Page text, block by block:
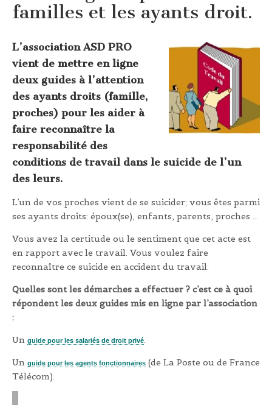
familles et les ayants droit.
L’association ASD PRO
vient de mettre en ligne
deux guides à l’attention
des ayants droits (famille,
proches) pour les aider à
faire reconnaître la
responsabilité des
conditions de travail dans le suicide de l’un
des leurs.
L’un de vos proches vient de se suicider; vous êtes parmi
ses ayants droits: époux(se), enfants, parents, proches …
Vous avez la certitude ou le sentiment que cet acte est
en rapport avec le travail. Vous voulez faire
reconnaître ce suicide en accident du travail.
Quelles sont les démarches a effectuer ? c’est ce à quoi
répondent les deux guides mis en ligne par l’association
:
Un guide pour les salariés de droit privé.
Un guide pour les agents fonctionnaires (de La Poste ou de France
Télécom).